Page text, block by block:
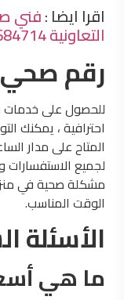
اقرا ايضا :فني
التعاونية 96684714
رقم
للحصول على خدمات
احترافية ، يمكنك
المتاح على مدار
لجميع الاستفسارات
مشكلة صحية في
الوقت المناسب.
الأسئلة
ما هي